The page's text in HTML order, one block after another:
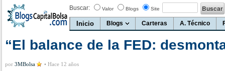
Buscar: Valor Blogs Site
Inicio Blogs Carteras A. Técnico
“El balance de la FED:
por 3MBolsa • Hace 12 años